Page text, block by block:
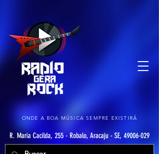
ONDE A BOA MÚSICA SEMPRE EXISTIRÁ
R. Maria Cacilda, 255 - Robalo, Aracaju - SE, 49006-029